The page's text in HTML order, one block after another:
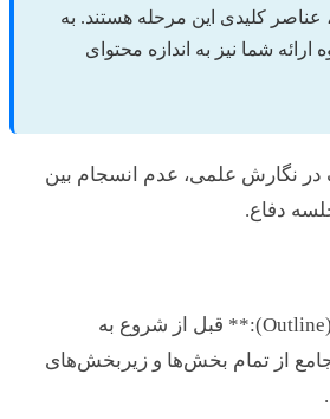
کلیدی این مرحله هستند. به
شما نیز به اندازه محتوای
علمی، عدم انسجام بین
**تهیه طرح کلی (Outline):** قبل از شروع به
تمام بخش‌ها و زیربخش‌های